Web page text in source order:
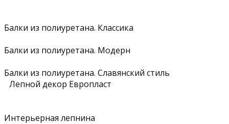
Балки из полиуретана. Классика
Балки из полиуретана. Модерн
Балки из полиуретана. Славянский стиль
Лепной декор Европласт
Интерьерная лепнина